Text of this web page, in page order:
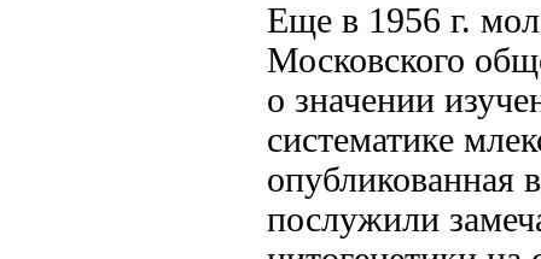
Еще в 1956 г.
Московского
о значении
систематике
опубликованная
послужили